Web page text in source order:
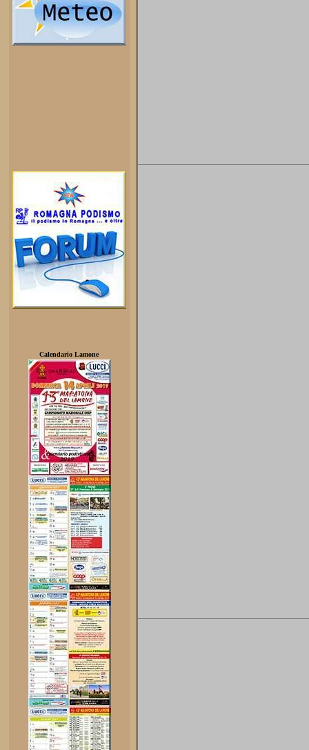
Calendario Lamone